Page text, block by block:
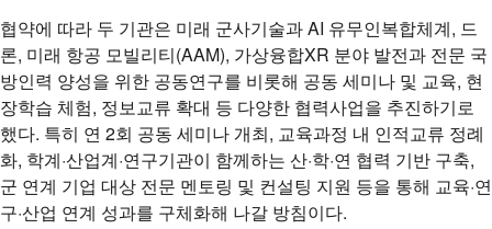
협약에 따라 두 기관은 미래 군사기술과 AI 유무인복합체계, 드
론, 미래 항공 모빌리티(AAM), 가상융합XR 분야 발전과 전문 국
방인력 양성을 위한 공동연구를 비롯해 공동 세미나 및 교육, 현
장학습 체험, 정보교류 확대 등 다양한 협력사업을 추진하기로
했다. 특히 연 2회 공동 세미나 개최, 교육과정 내 인적교류 정례
화, 학계·산업계·연구기관이 함께하는 산·학·연 협력 기반 구축,
군 연계 기업 대상 전문 멘토링 및 컨설팅 지원 등을 통해 교육·연
구·산업 연계 성과를 구체화해 나갈 방침이다.